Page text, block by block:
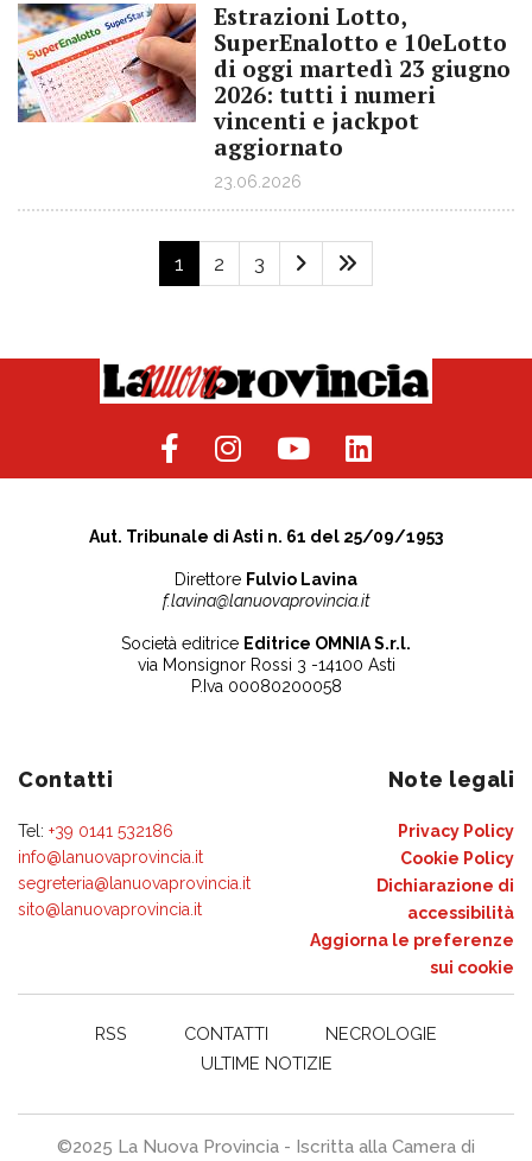
Estrazioni Lotto,
SuperEnalotto e 10eLotto
di oggi martedì 23 giugno
2026: tutti i numeri
vincenti e jackpot
aggiornato
23.06.2026
1 2 3
Aut. Tribunale di Asti n. 61 del 25/09/1953
Direttore Fulvio Lavina
f.lavina@lanuovaprovincia.it
Società editrice Editrice OMNIA S.r.l.
via Monsignor Rossi 3 -14100 Asti
P.Iva 00080200058
Contatti
Tel: +39 0141 532186
info@lanuovaprovincia.it
segreteria@lanuovaprovincia.it
sito@lanuovaprovincia.it
Note legali
Privacy Policy
Cookie Policy
Dichiarazione di
accessibilità
Aggiorna le preferenze
sui cookie
RSS CONTATTI
NECROLOGIE
ULTIME NOTIZIE
©2025 La Nuova Provincia - Iscritta alla Camera di